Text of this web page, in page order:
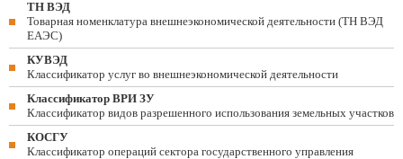
ТН ВЭД
Товарная номенклатура внешнеэкономической деятельности (ТН ВЭД
ЕАЭС)
КУВЭД
Классификатор услуг во внешнеэкономической деятельности
Классификатор ВРИ ЗУ
Классификатор видов разрешенного использования земельных участков
КОСГУ
Классификатор операций сектора государственного управления